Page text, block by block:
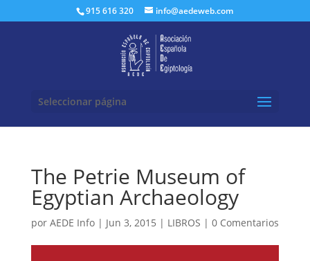
915 616 320 info@aedeweb.com
Seleccionar página
The Petrie Museum of
Egyptian Archaeology
por AEDE Info| Jun 3, 2015 | LIBROS | 0 Comentarios